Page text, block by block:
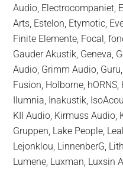
Audio, Electrocompaniet,
Arts, Estelon, Etymotic,
Finite Elemente, Focal,
Gauder Akustik, Geneva,
Audio, Grimm Audio,
Fusion, Holborne,
Ilumnia, Inakustik,
KII Audio, Kirmuss Audio,
Gruppen, Lake People,
Lejonklou, LinnenberG,
Lumene, Luxman, Luxsin